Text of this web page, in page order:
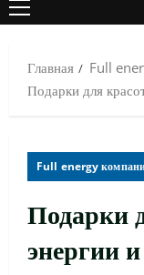
ОСНОВНОЕ
Главная
Full
Подарки для
Full energy
Подарки
энергии